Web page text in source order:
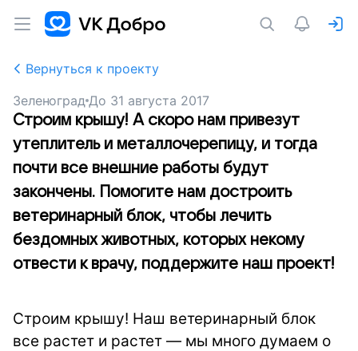
Вернуться к проекту
Зеленоград До 31 августа 2017
Строим крышу! А скоро нам привезут
утеплитель и металлочерепицу, и тогда
почти все внешние работы будут
закончены. Помогите нам достроить
ветеринарный блок, чтобы лечить
бездомных животных, которых некому
отвести к врачу, поддержите наш проект!
Строим крышу! Наш ветеринарный блок
все растет и растет — мы много думаем о